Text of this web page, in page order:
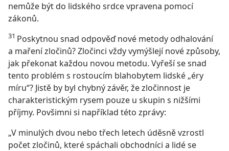
nemůže být do lidského srdce vpravena pomocí
zákonů.
31 Poskytnou snad odpověď nové metody odhalování
a maření zločinů? Zločinci vždy vymýšlejí nové způsoby,
jak překonat každou novou metodu. Vyřeší se snad
tento problém s rostoucím blahobytem lidské „éry
míru“? Jistě by byl chybný závěr, že zločinnost je
charakteristickým rysem pouze u skupin s nižšími
příjmy. Povšimni si například této zprávy:
„V minulých dvou nebo třech letech úděsně vzrostl
počet zločinů, které spáchali obchodníci a lidé se